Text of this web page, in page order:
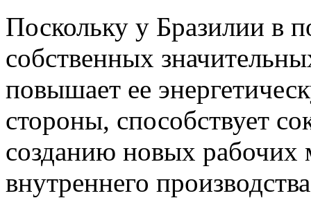
Поскольку у Бразилии в
собственных
повышает ее
стороны, способствует
созданию новых рабочих
внутреннего